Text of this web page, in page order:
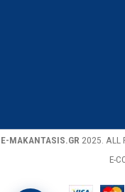
E-MAKANTASIS.GR 2025. ALL
E-